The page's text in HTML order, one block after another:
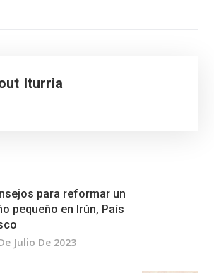
Iturria
para reformar un
pequeño en Irún, País
Julio De 2023